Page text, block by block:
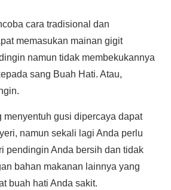
cara tradisional dan
memasukan mainan gigit
namun tidak membekukannya
sang Buah Hati. Atau,
menyentuh gusi dipercaya dapat
namun sekali lagi Anda perlu
pendingin Anda bersih dan tidak
bahan makanan lainnya yang
buah hati Anda sakit.